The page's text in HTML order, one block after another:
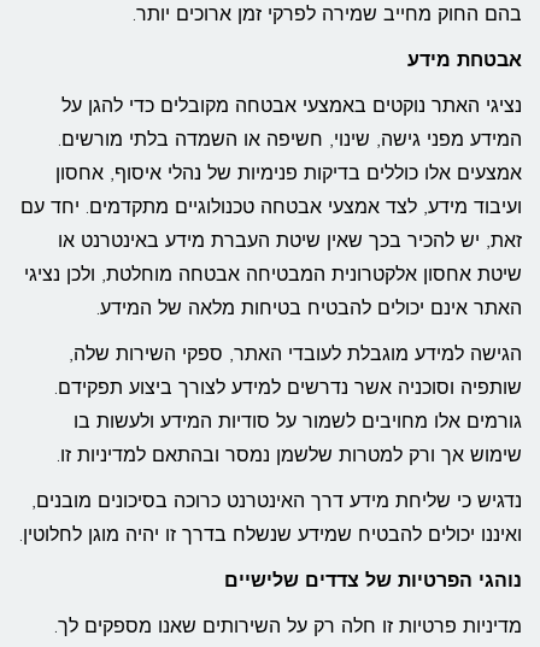
בהם החוק מחייב שמירה לפרקי זמן ארוכים יותר.
אבטחת מידע
נציגי האתר נוקטים באמצעי אבטחה מקובלים כדי להגן על
המידע מפני גישה, שינוי, חשיפה או השמדה בלתי מורשים.
אמצעים אלו כוללים בדיקות פנימיות של נהלי איסוף, אחסון
ועיבוד מידע, לצד אמצעי אבטחה טכנולוגיים מתקדמים. יחד עם
זאת, יש להכיר בכך שאין שיטת העברת מידע באינטרנט או
שיטת אחסון אלקטרונית המבטיחה אבטחה מוחלטת, ולכן נציגי
האתר אינם יכולים להבטיח בטיחות מלאה של המידע.
הגישה למידע מוגבלת לעובדי האתר, ספקי השירות שלה,
שותפיה וסוכניה אשר נדרשים למידע לצורך ביצוע תפקידם.
גורמים אלו מחויבים לשמור על סודיות המידע ולעשות בו
שימוש אך ורק למטרות שלשמן נמסר ובהתאם למדיניות זו.
נדגיש כי שליחת מידע דרך האינטרנט כרוכה בסיכונים מובנים,
ואיננו יכולים להבטיח שמידע שנשלח בדרך זו יהיה מוגן לחלוטין.
נוהגי הפרטיות של צדדים שלישיים
מדיניות פרטיות זו חלה רק על השירותים שאנו מספקים לך.